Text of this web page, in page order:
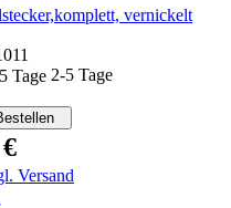
vernickelt
2-5 Tage
Versand